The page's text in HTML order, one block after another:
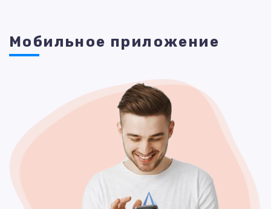
Мобильное приложение